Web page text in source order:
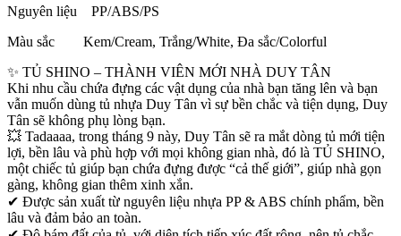
Nguyên liệu PP/ABS/PS
Màu sắc Kem/Cream, Trắng/White, Đa sắc/Colorful
✨ TỦ SHINO – THÀNH VIÊN MỚI NHÀ DUY TÂN
Khi nhu cầu chứa đựng các vật dụng của nhà bạn tăng lên và bạn
vẫn muốn dùng tủ nhựa Duy Tân vì sự bền chắc và tiện dụng, Duy
Tân sẽ không phụ lòng bạn.
💥 Tadaaaa, trong tháng 9 này, Duy Tân sẽ ra mắt dòng tủ mới tiện
lợi, bền lâu và phù hợp với mọi không gian nhà, đó là TỦ SHINO,
một chiếc tủ giúp bạn chứa đựng được “cả thế giới”, giúp nhà gọn
gàng, không gian thêm xinh xắn.
✔ Được sản xuất từ nguyên liệu nhựa PP & ABS chính phẩm, bền
lâu và đảm bảo an toàn.